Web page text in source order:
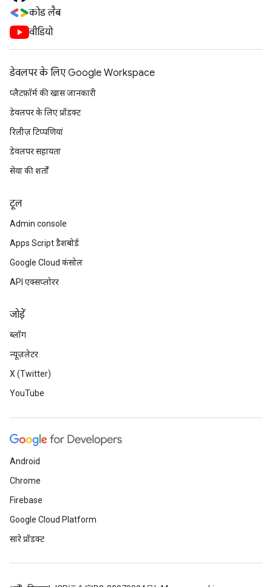
कोड लैब
वीडियो
डेवलपर के लिए Google Workspace
प्लैटफ़ॉर्म की खास जानकारी
डेवलपर के लिए प्रॉडक्ट
रिलीज़ टिप्पणियां
डेवलपर सहायता
सेवा की शर्तों
टूल
Admin console
Apps Script डैशबोर्ड
Google Cloud कंसोल
API एक्सप्लोरर
जोड़ें
ब्लॉग
न्यूज़लेटर
X (Twitter)
YouTube
Android
Chrome
Firebase
Google Cloud Platform
सारे प्रॉडक्ट